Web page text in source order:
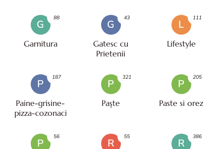
G
Garnitura
88
G
Gatesc cu
Prietenii
43
L
Lifestyle
111
P
Paine-grisine-
pizza-cozonaci
187
P
Paşte
321
P
Paste si orez
205
P
56
R
55
R
386